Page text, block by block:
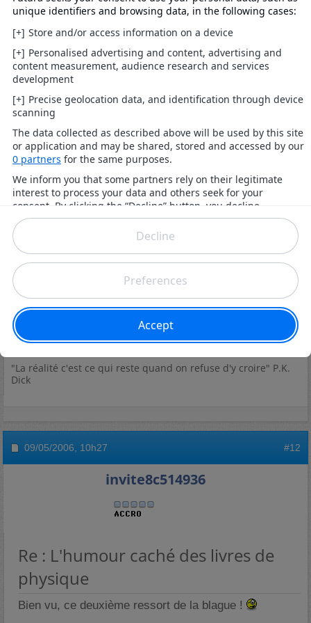
09/05/2006,10h22
FC05
Re : L'humour caché des livres de
physique
Posté par Goodstein
(...) We think of them, in fact, as quasiparticles ans
we call them phonons. This follows the convention of
giving quatized entities names ending in -ons:
photons, electrons, protons, and
C'est quoi un so on ? Jamais entendu parler de cette
"La réalité c'est ce qui reste quand on refuse d'y croire" P.K.
Dick
09/05/2006, 10h27 #12
invite8c514936
Re : L'humour caché des livres de
physique
Bien vu, ce deuxième ressort de la blague !